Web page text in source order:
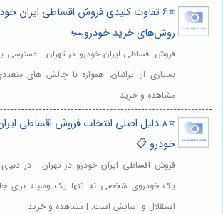
⭐️6 تفاوت کلیدی فروش اقساطی ایران
روش‌های خرید خودرو🏎️
فروش اقساطی ایران خودرو در تهران - دسترسی
بسیاری از ایرانیان، همواره با چالش های
مشاهده و خرید
⭐️8 دلیل اصلی انتخاب فروش اقساطی
خودرو 📋
فروش اقساطی ایران خودرو در تهران - در دنیای
یک خودروی شخصی نه تنها یک وسیله برای
استقلال و آسایش است. | مشاهده و خرید